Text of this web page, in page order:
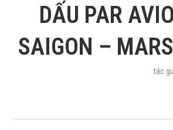
DẤU PAR
SAIGON –
tác